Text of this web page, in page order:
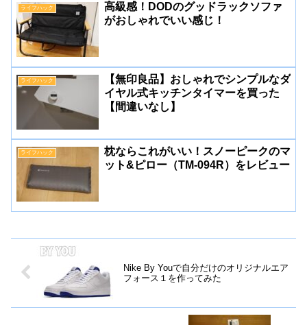
ライフハック
高級感！DODのグッドラックソファ
がおしゃれでいい感じ！
ライフハック
【無印良品】おしゃれでシンプルなダ
イヤル式キッチンタイマーを買った
【間違いなし】
ライフハック
枕ならこれがいい！スノーピークのマ
ット&ピロー（TM-094R）をレビュー
Nike By Youで自分だけのオリジナルエア
フォース１を作ってみた